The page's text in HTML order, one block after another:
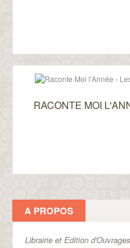
RACONTE MOI
A PROPOS
Librairie et Edition